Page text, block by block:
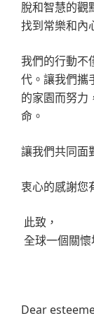
脫和智慧的觀
找到常樂和內
我們的行動不
代。讓我們攜
的家園而努力
命。
讓我們共同面
衷心的感謝您
此致，
全球一個關
Dear